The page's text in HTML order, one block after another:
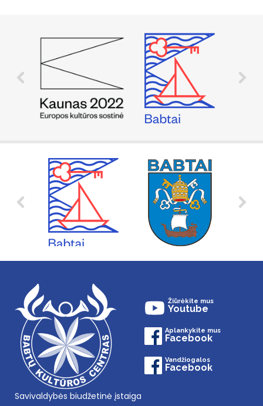
Žiūrėkite mus
Youtube
Aplankykite mus
Facebook
Vandžiogalos
Facebook
Savivaldybės biudžetinė įstaiga